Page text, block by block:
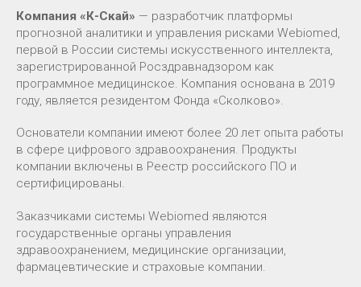
Компания «К-Скай» — разработчик платформы
прогнозной аналитики и управления рисками Webiomed,
первой в России системы искусственного интеллекта,
зарегистрированной Росздравнадзором как
программное медицинское. Компания основана в 2019
году, является резидентом Фонда «Сколково».
Основатели компании имеют более 20 лет опыта работы
в сфере цифрового здравоохранения. Продукты
компании включены в Реестр российского ПО и
сертифицированы.
Заказчиками системы Webiomed являются
государственные органы управления
здравоохранением, медицинские организации,
фармацевтические и страховые компании.